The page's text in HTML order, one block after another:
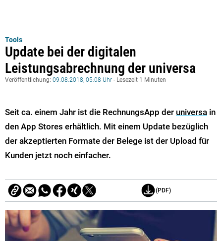
Tools
Update bei der digitalen
Leistungsabrechnung der universa
Veröffentlichung: 09.08.2018, 05:08 Uhr - Lesezeit 1 Minuten
Seit ca. einem Jahr ist die RechnungsApp der universa in
den App Stores erhältlich. Mit einem Update bezüglich
der akzeptierten Formate der Belege ist der Upload für
Kunden jetzt noch einfacher.
(PDF)